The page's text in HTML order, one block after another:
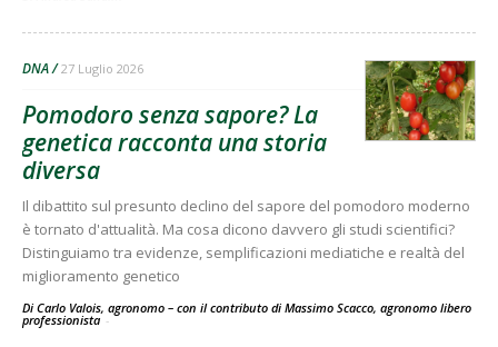
DNA 27 Luglio 2026
Pomodoro senza sapore? La
genetica racconta una storia
diversa
Il dibattito sul presunto declino del sapore del pomodoro moderno
è tornato d'attualità. Ma cosa dicono davvero gli studi scientifici?
Distinguiamo tra evidenze, semplificazioni mediatiche e realtà del
miglioramento genetico
Di Carlo Valois, agronomo – con il contributo di Massimo Scacco, agronomo libero
professionista -